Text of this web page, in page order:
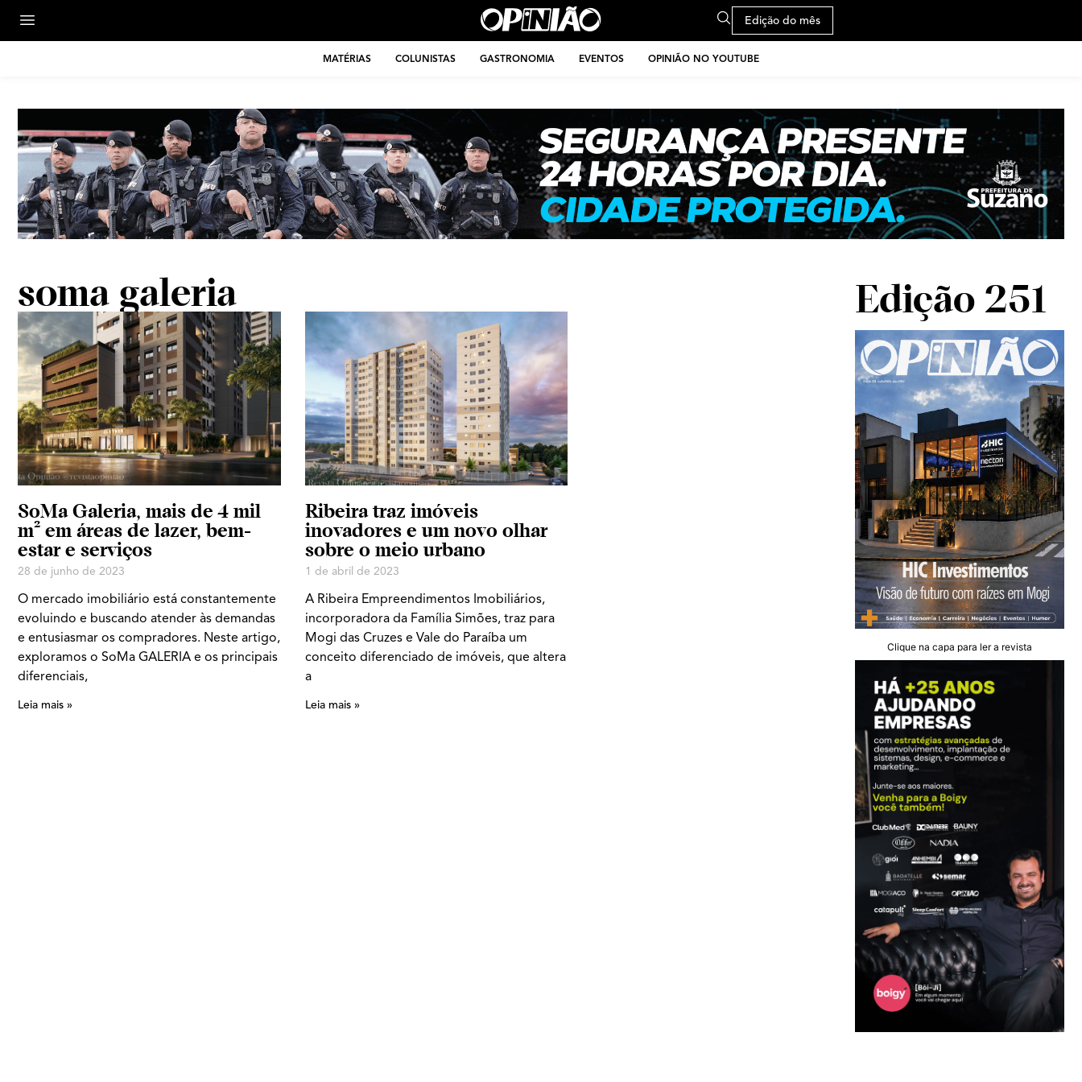
Edição do mês
MATÉRIAS COLUNISTAS GASTRONOMIA EVENTOS OPINIÃO NO YOUTUBE
soma galeria
SoMa Galeria, mais de 4 mil
m² em áreas de lazer, bem-
estar e serviços
28 de junho de 2023
O mercado imobiliário está constantemente
evoluindo e buscando atender às demandas
e entusiasmar os compradores. Neste artigo,
exploramos o SoMa GALERIA e os principais
diferenciais,
Leia mais »
Ribeira traz imóveis
inovadores e um novo olhar
sobre o meio urbano
1 de abril de 2023
A Ribeira Empreendimentos Imobiliários,
incorporadora da Família Simões, traz para
Mogi das Cruzes e Vale do Paraíba um
conceito diferenciado de imóveis, que altera
a
Leia mais »
Edição 251
Clique na capa para ler a revista